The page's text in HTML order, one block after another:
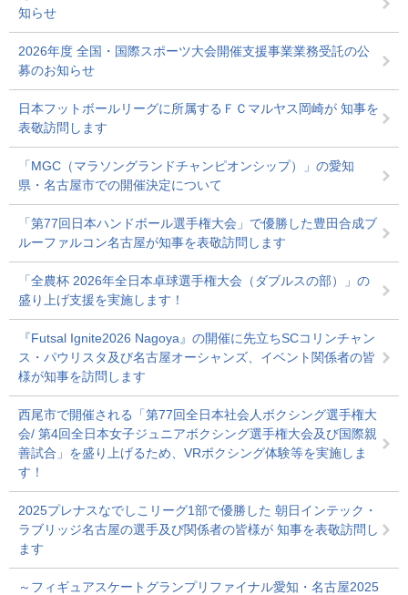
知らせ
2026年度 全国・国際スポーツ大会開催支援事業業務受託の公
募のお知らせ
日本フットボールリーグに所属するＦＣマルヤス岡崎が 知事を
表敬訪問します
「MGC（マラソングランドチャンピオンシップ）」の愛知
県・名古屋市での開催決定について
「第77回日本ハンドボール選手権大会」で優勝した豊田合成ブ
ルーファルコン名古屋が知事を表敬訪問します
「全農杯 2026年全日本卓球選手権大会（ダブルスの部）」の
盛り上げ支援を実施します！
『Futsal Ignite2026 Nagoya』の開催に先立ちSCコリンチャン
ス・パウリスタ及び名古屋オーシャンズ、イベント関係者の皆
様が知事を訪問します
西尾市で開催される「第77回全日本社会人ボクシング選手権大
会/ 第4回全日本女子ジュニアボクシング選手権大会及び国際親
善試合」を盛り上げるため、VRボクシング体験等を実施しま
す！
2025プレナスなでしこリーグ1部で優勝した 朝日インテック・
ラブリッジ名古屋の選手及び関係者の皆様が 知事を表敬訪問し
ます
～フィギュアスケートグランプリファイナル愛知・名古屋2025